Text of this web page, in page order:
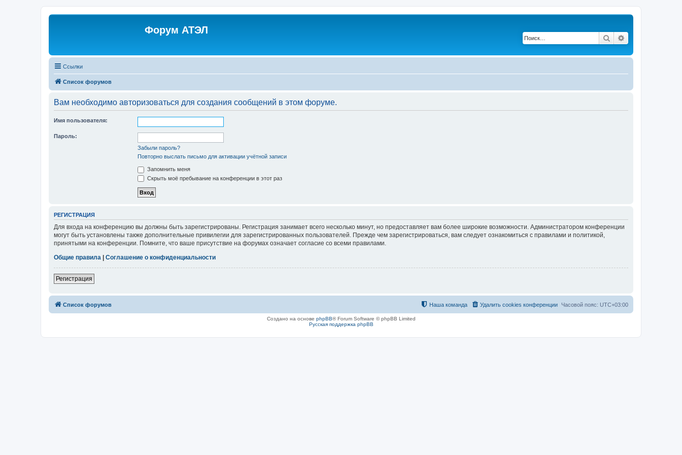
Форум АТЭЛ
Поиск
Ссылки
Список форумов
Вам необходимо авторизоваться для создания сообщений в этом форуме.
Имя пользователя:
Пароль:
Забыли пароль?
Повторно выслать письмо для активации учётной записи
Запомнить меня
Скрыть моё пребывание на конференции в этот раз
РЕГИСТРАЦИЯ
Для входа на конференцию вы должны быть зарегистрированы. Регистрация занимает всего несколько минут, но предоставляет вам более широкие возможности. Администратором конференции
могут быть установлены также дополнительные привилегии для зарегистрированных пользователей. Прежде чем зарегистрироваться, вам следует ознакомиться с правилами и политикой,
принятыми на конференции. Помните, что ваше присутствие на форумах означает согласие со всеми правилами.
Общие правила | Соглашение о конфиденциальности
Регистрация
Список форумов Часовой пояс: UTC+03:00
Удалить cookies конференции
Наша команда
Создано на основе phpBB® Forum Software © phpBB Limited
Русская поддержка phpBB